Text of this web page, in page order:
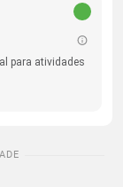
para atividades